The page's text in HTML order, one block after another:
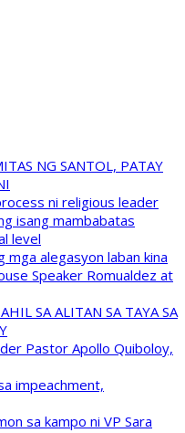
NG SANTOL, PATAY
ni religious leader
isang mambabatas
level
mga alegasyon laban kina
Speaker Romualdez at
SA ALITAN SA TAYA SA
Pastor Apollo Quiboloy,
impeachment,
sa kampo ni VP Sara